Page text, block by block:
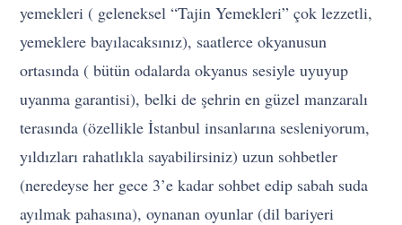
yemekleri ( geleneksel “Tajin Yemekleri” çok lezzetli,
yemeklere bayılacaksınız), saatlerce okyanusun
ortasında ( bütün odalarda okyanus sesiyle uyuyup
uyanma garantisi), belki de şehrin en güzel manzaralı
terasında (özellikle İstanbul insanlarına sesleniyorum,
yıldızları rahatlıkla sayabilirsiniz) uzun sohbetler
(neredeyse her gece 3’e kadar sohbet edip sabah suda
ayılmak pahasına), oynanan oyunlar (dil bariyeri